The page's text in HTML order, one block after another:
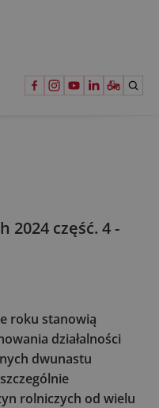
2024 część. 4 -
roku stanowią
działalności
dwunastu
rolniczych od wielu